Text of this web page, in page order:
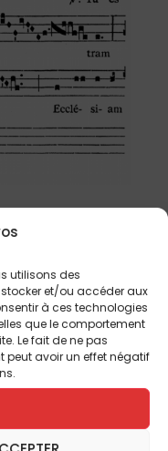
utilisons des
et/ou accéder aux
à ces technologies
que le comportement
Le fait de ne pas
peut avoir un effet négatif